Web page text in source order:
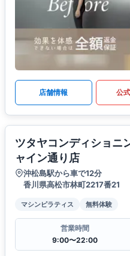
店舗情報 公
ツタヤコンディショニ
ャイン通り店
沖松島駅から車で12分
香川県高松市林町2217番21
マシンピラティス 無料体験
営業時間
9:00〜22:00